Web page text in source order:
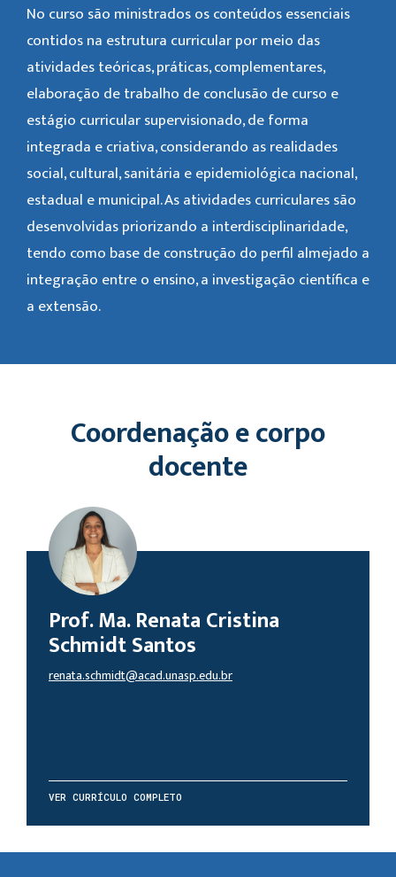
No curso são ministrados os conteúdos essenciais
contidos na estrutura curricular por meio das
atividades teóricas, práticas, complementares,
elaboração de trabalho de conclusão de curso e
estágio curricular supervisionado, de forma
integrada e criativa, considerando as realidades
social, cultural, sanitária e epidemiológica nacional,
estadual e municipal. As atividades curriculares são
desenvolvidas priorizando a interdisciplinaridade,
tendo como base de construção do perfil almejado a
integração entre o ensino, a investigação científica e
a extensão.
Coordenação e corpo
docente
Prof. Ma. Renata Cristina
Schmidt Santos
renata.schmidt@acad.unasp.edu.br
VER CURRÍCULO COMPLETO